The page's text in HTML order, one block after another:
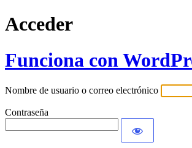
Acceder
Funciona con
Nombre de usuario o correo electrónico
Contraseña